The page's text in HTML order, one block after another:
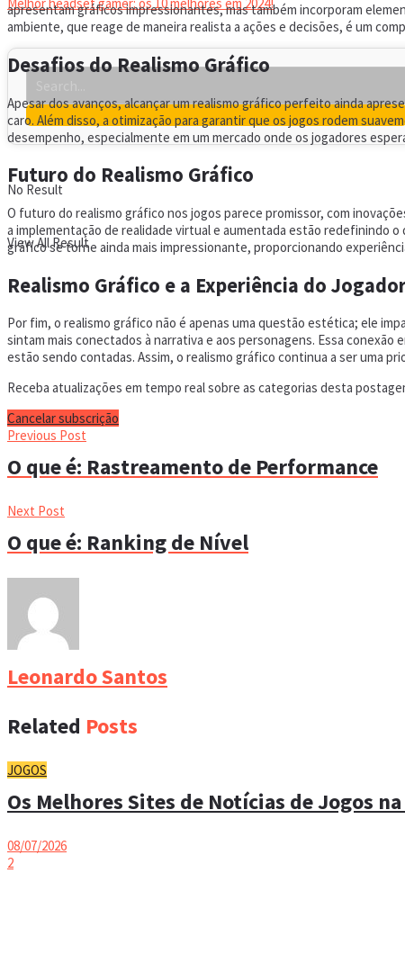
No Result
View All Result
apresentam gráficos impressionantes, mas também incorporam
ambiente, que reage de maneira realista a ações e decisões, é um
Desafios do Realismo Gráfico
Apesar dos avanços, alcançar um realismo gráfico perfeito ainda
caro. Além disso, a otimização para garantir que os jogos rodem
desempenho, especialmente em um mercado onde os jogadores
Futuro do Realismo Gráfico
O futuro do realismo gráfico nos jogos parece promissor, com
a implementação de realidade virtual e aumentada estão redefinindo
gráfico se torne ainda mais impressionante, proporcionando
Realismo Gráfico e a Experiência do
Por fim, o realismo gráfico não é apenas uma questão estética; ele
sintam mais conectados à narrativa e aos personagens. Essa
estão sendo contadas. Assim, o realismo gráfico continua a ser uma
Receba atualizações em tempo real sobre as categorias desta
Cancelar subscrição
Previous Post
O que é: Rastreamento de Performance
Next Post
O que é: Ranking de Nível
Leonardo Santos
Related Posts
JOGOS
Os Melhores Sites de Notícias de Jogos
08/07/2026
2